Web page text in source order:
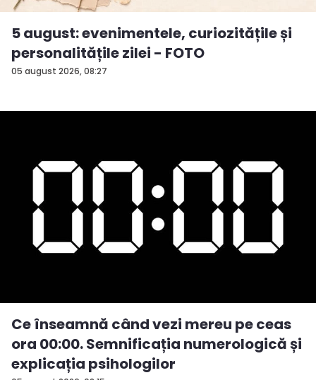
05 august 2026, 08:27
5 august: evenimentele, curiozitățile și
personalitățile zilei - FOTO
Ce înseamnă când vezi mereu pe ceas
ora 00:00. Semnificația numerologică și
explicația psihologilor